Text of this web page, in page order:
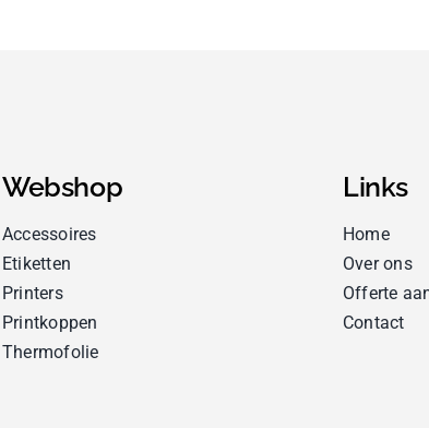
Webshop
Accessoires
Etiketten
Printers
Printkoppen
Thermofolie
Links
Home
Over ons
Offerte
Contact